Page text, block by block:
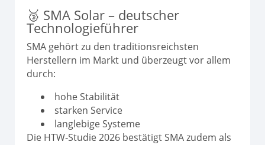
🥉 SMA Solar – deutscher
Technologieführer
SMA gehört zu den traditionsreichsten
Herstellern im Markt und überzeugt vor allem
durch:
hohe Stabilität
starken Service
langlebige Systeme
Die HTW‑Studie 2026 bestätigt SMA zudem als